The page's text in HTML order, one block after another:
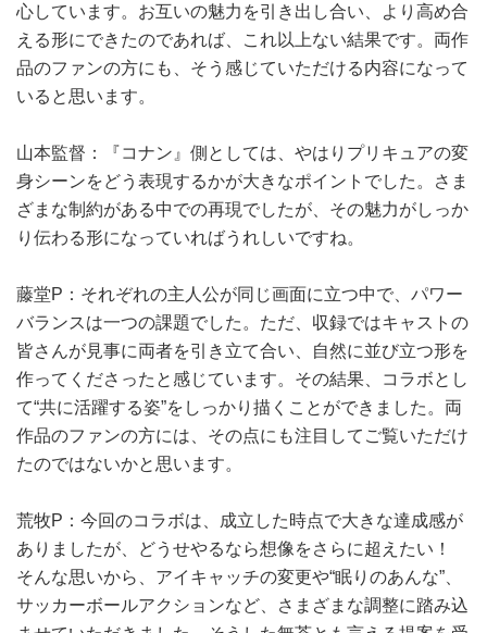
心しています。お互いの魅力を引き出し合い、より高め合
える形にできたのであれば、これ以上ない結果です。両作
品のファンの方にも、そう感じていただける内容になって
いると思います。
山本監督：『コナン』側としては、やはりプリキュアの変
身シーンをどう表現するかが大きなポイントでした。さま
ざまな制約がある中での再現でしたが、その魅力がしっか
り伝わる形になっていればうれしいですね。
藤堂P：それぞれの主人公が同じ画面に立つ中で、パワー
バランスは一つの課題でした。ただ、収録ではキャストの
皆さんが見事に両者を引き立て合い、自然に並び立つ形を
作ってくださったと感じています。その結果、コラボとし
て“共に活躍する姿”をしっかり描くことができました。両
作品のファンの方には、その点にも注目してご覧いただけ
たのではないかと思います。
荒牧P：今回のコラボは、成立した時点で大きな達成感が
ありましたが、どうせやるなら想像をさらに超えたい！
そんな思いから、アイキャッチの変更や“眠りのあんな”、
サッカーボールアクションなど、さまざまな調整に踏み込